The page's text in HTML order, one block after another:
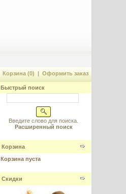
Корзина (0) | Оформить заказ
Быстрый поиск
Введите слово для поиска.
Расширенный поиск
Корзина
Корзина пуста
Скидки